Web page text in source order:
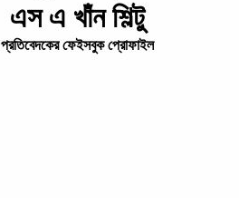
এস এ খাঁন শিল্টু
প্রতিবেদকের ফেইসবুক প্রোফাইল